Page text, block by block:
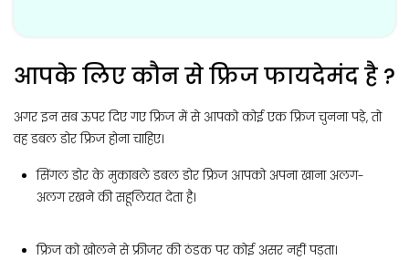
आपके लिए कौन से फ्रिज फायदेमंद है ?
अगर इन सब ऊपर दिए गए फ्रिज में से आपको कोई एक फ्रिज चुनना पड़े, तो
वह डबल डोर फ्रिज होना चाहिए।
सिंगल डोर के मुकाबले डबल डोर फ्रिज आपको अपना खाना अलग-
अलग रखने की सहूलियत देता है।
फ्रिज को खोलने से फ्रीजर की ठंडक पर कोई असर नहीं पड़ता।